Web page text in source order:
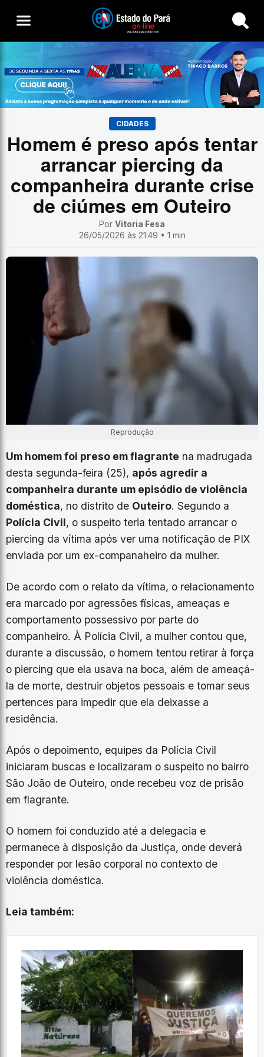
Buscar
CIDADES
Homem é preso após tentar
arrancar piercing da
companheira durante crise
de ciúmes em Outeiro
Por Vitoria Fesa
26/05/2026 às 21:49 • 1 min
Reprodução
Um homem foi preso em flagrante na madrugada
desta segunda-feira (25), após agredir a
companheira durante um episódio de violência
doméstica, no distrito de Outeiro. Segundo a
Polícia Civil, o suspeito teria tentado arrancar o
piercing da vítima após ver uma notificação de PIX
enviada por um ex-companaheiro da mulher.
De acordo com o relato da vítima, o relacionamento
era marcado por agressões físicas, ameaças e
comportamento possessivo por parte do
companheiro. À Polícia Civil, a mulher contou que,
durante a discussão, o homem tentou retirar à força
o piercing que ela usava na boca, além de ameaçá-
la de morte, destruir objetos pessoais e tomar seus
pertences para impedir que ela deixasse a
residência.
Após o depoimento, equipes da Polícia Civil
iniciaram buscas e localizaram o suspeito no bairro
São João de Outeiro, onde recebeu voz de prisão
em flagrante.
O homem foi conduzido até a delegacia e
permanece à disposição da Justiça, onde deverá
responder por lesão corporal no contexto de
violência doméstica.
Leia também: